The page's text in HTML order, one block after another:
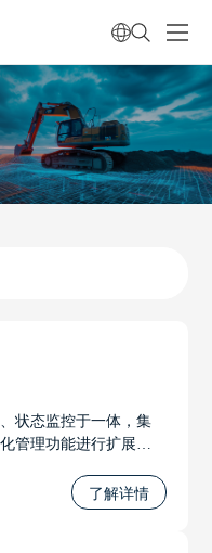
状态监控于一体，集
管理功能进行扩展，
了解详情